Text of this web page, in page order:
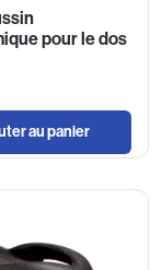
pour le dos
au panier